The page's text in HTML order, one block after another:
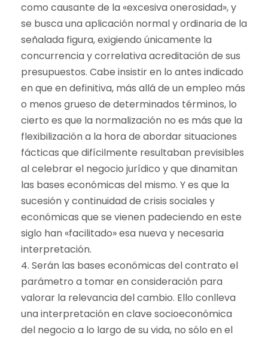
como causante de la «excesiva onerosidad», y
se busca una aplicación normal y ordinaria de la
señalada figura, exigiendo únicamente la
concurrencia y correlativa acreditación de sus
presupuestos. Cabe insistir en lo antes indicado
en que en definitiva, más allá de un empleo más
o menos grueso de determinados términos, lo
cierto es que la normalización no es más que la
flexibilización a la hora de abordar situaciones
fácticas que difícilmente resultaban previsibles
al celebrar el negocio jurídico y que dinamitan
las bases económicas del mismo. Y es que la
sucesión y continuidad de crisis sociales y
económicas que se vienen padeciendo en este
siglo han «facilitado» esa nueva y necesaria
interpretación.
4. Serán las bases económicas del contrato el
parámetro a tomar en consideración para
valorar la relevancia del cambio. Ello conlleva
una interpretación en clave socioeconómica
del negocio a lo largo de su vida, no sólo en el